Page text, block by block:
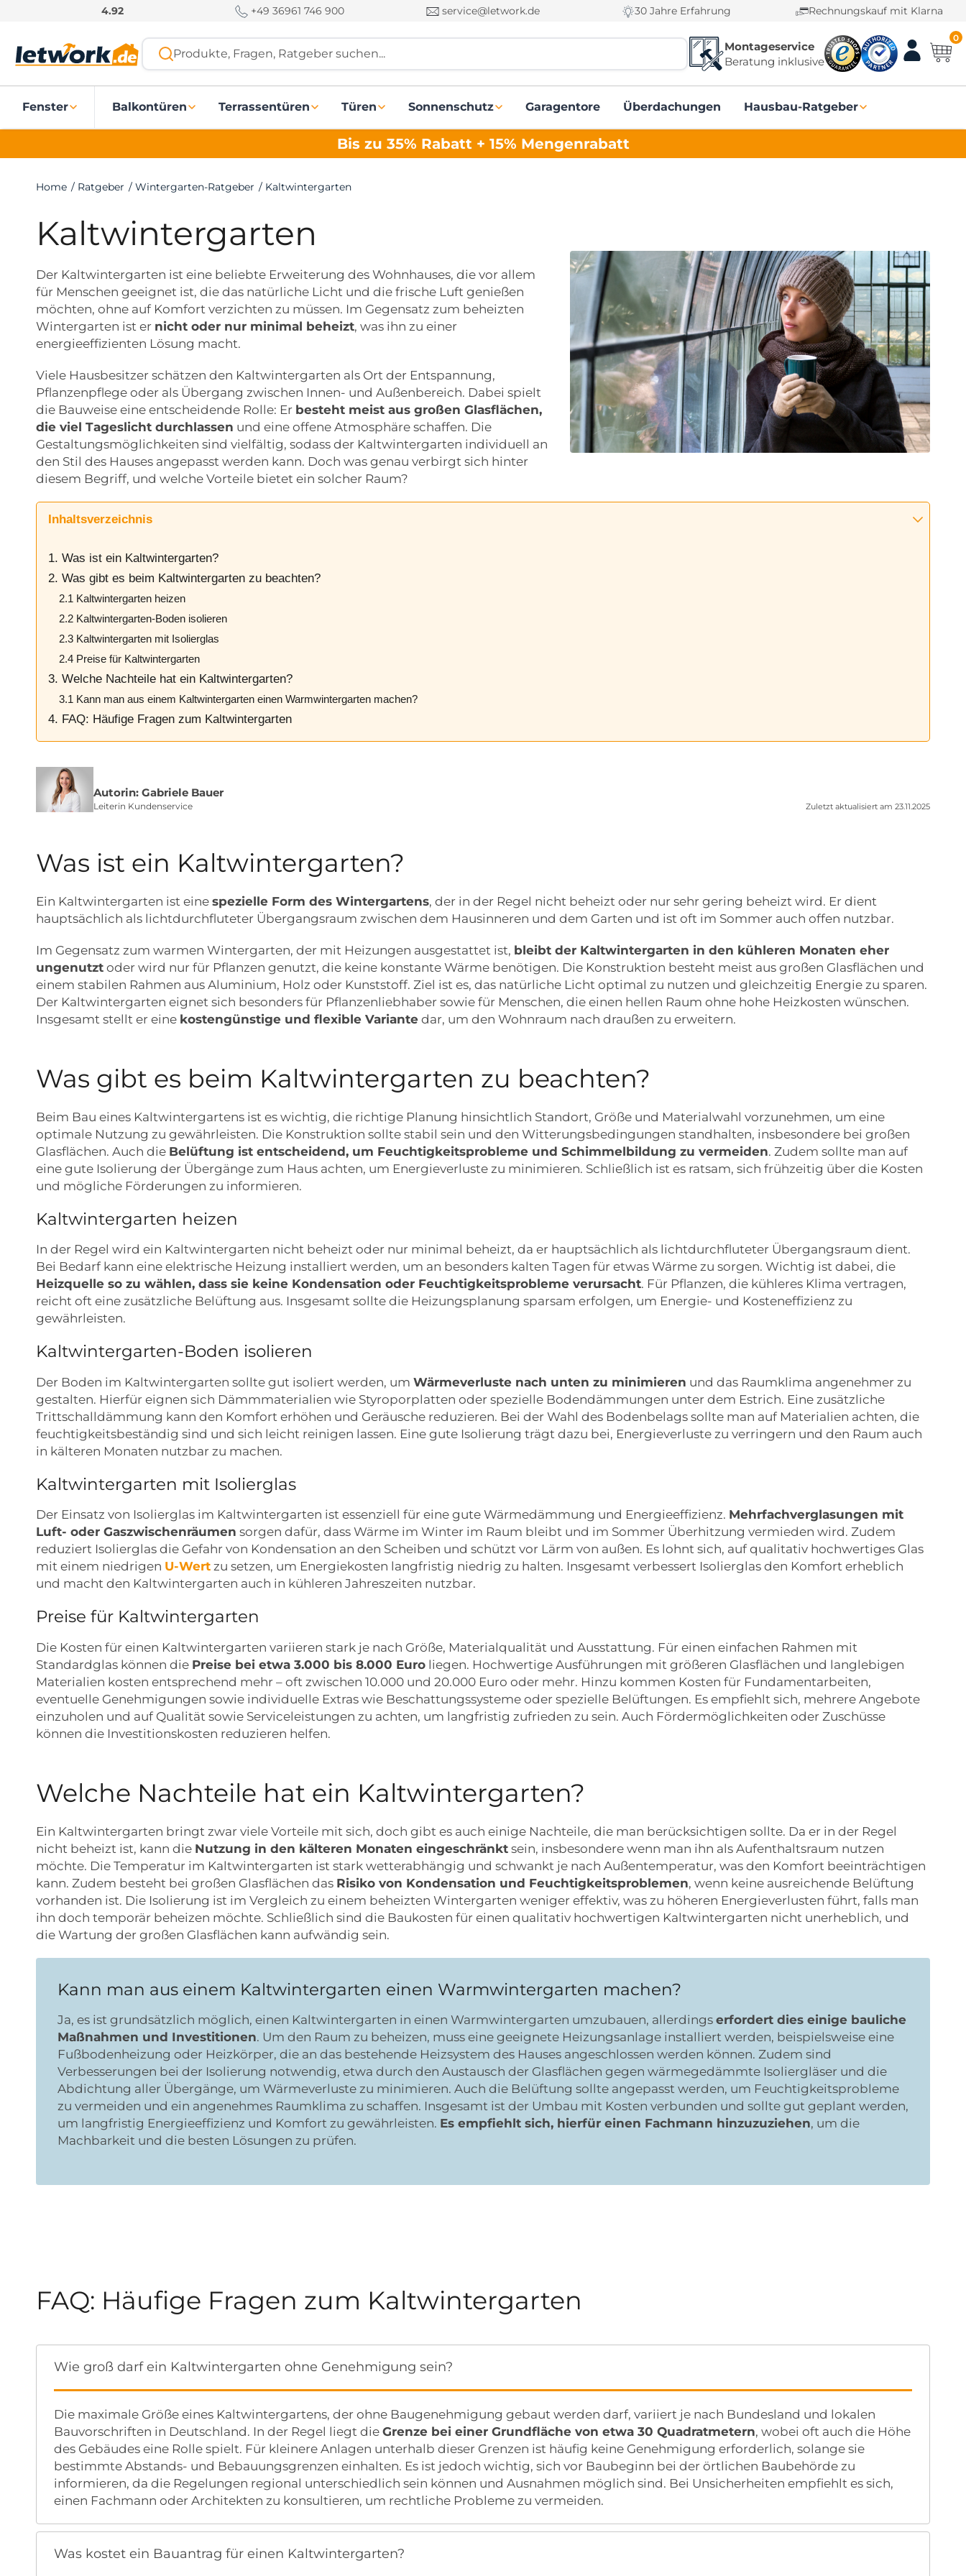
o
4.92 +49 36961 746 900 service@letwork.de 30 Jahre Erfahrung Rechnungskauf mit Klarna
Produkte, Fragen, Ratgeber suchen...
Montageservice
Beratung inklusive
0
Fenster Balkontüren Terrassentüren Türen Sonnenschutz Garagentore Überdachungen Hausbau-Ratgeber
Bis zu 35% Rabatt + 15% Mengenrabatt
Home / Ratgeber / Wintergarten-Ratgeber / Kaltwintergarten
Kaltwintergarten
Der Kaltwintergarten ist eine beliebte Erweiterung des Wohnhauses, die vor allem
für Menschen geeignet ist, die das natürliche Licht und die frische Luft genießen
möchten, ohne auf Komfort verzichten zu müssen. Im Gegensatz zum beheizten
Wintergarten ist er nicht oder nur minimal beheizt, was ihn zu einer
energieeffizienten Lösung macht.
Viele Hausbesitzer schätzen den Kaltwintergarten als Ort der Entspannung,
Pflanzenpflege oder als Übergang zwischen Innen- und Außenbereich. Dabei spielt
die Bauweise eine entscheidende Rolle: Er besteht meist aus großen Glasflächen,
die viel Tageslicht durchlassen und eine offene Atmosphäre schaffen. Die
Gestaltungsmöglichkeiten sind vielfältig, sodass der Kaltwintergarten individuell an
den Stil des Hauses angepasst werden kann. Doch was genau verbirgt sich hinter
diesem Begriff, und welche Vorteile bietet ein solcher Raum?
Inhaltsverzeichnis
1. Was ist ein Kaltwintergarten?
2. Was gibt es beim Kaltwintergarten zu beachten?
2.1 Kaltwintergarten heizen
2.2 Kaltwintergarten-Boden isolieren
2.3 Kaltwintergarten mit Isolierglas
2.4 Preise für Kaltwintergarten
3. Welche Nachteile hat ein Kaltwintergarten?
3.1 Kann man aus einem Kaltwintergarten einen Warmwintergarten machen?
4. FAQ: Häufige Fragen zum Kaltwintergarten
Autorin: Gabriele Bauer
Leiterin Kundenservice Zuletzt aktualisiert am 23.11.2025
Was ist ein Kaltwintergarten?
Ein Kaltwintergarten ist eine spezielle Form des Wintergartens, der in der Regel nicht beheizt oder nur sehr gering beheizt wird. Er dient
hauptsächlich als lichtdurchfluteter Übergangsraum zwischen dem Hausinneren und dem Garten und ist oft im Sommer auch offen nutzbar.
Im Gegensatz zum warmen Wintergarten, der mit Heizungen ausgestattet ist, bleibt der Kaltwintergarten in den kühleren Monaten eher
ungenutzt oder wird nur für Pflanzen genutzt, die keine konstante Wärme benötigen. Die Konstruktion besteht meist aus großen Glasflächen und
einem stabilen Rahmen aus Aluminium, Holz oder Kunststoff. Ziel ist es, das natürliche Licht optimal zu nutzen und gleichzeitig Energie zu sparen.
Der Kaltwintergarten eignet sich besonders für Pflanzenliebhaber sowie für Menschen, die einen hellen Raum ohne hohe Heizkosten wünschen.
Insgesamt stellt er eine kostengünstige und flexible Variante dar, um den Wohnraum nach draußen zu erweitern.
Was gibt es beim Kaltwintergarten zu beachten?
Beim Bau eines Kaltwintergartens ist es wichtig, die richtige Planung hinsichtlich Standort, Größe und Materialwahl vorzunehmen, um eine
optimale Nutzung zu gewährleisten. Die Konstruktion sollte stabil sein und den Witterungsbedingungen standhalten, insbesondere bei großen
Glasflächen. Auch die Belüftung ist entscheidend, um Feuchtigkeitsprobleme und Schimmelbildung zu vermeiden. Zudem sollte man auf
eine gute Isolierung der Übergänge zum Haus achten, um Energieverluste zu minimieren. Schließlich ist es ratsam, sich frühzeitig über die Kosten
und mögliche Förderungen zu informieren.
Kaltwintergarten heizen
In der Regel wird ein Kaltwintergarten nicht beheizt oder nur minimal beheizt, da er hauptsächlich als lichtdurchfluteter Übergangsraum dient.
Bei Bedarf kann eine elektrische Heizung installiert werden, um an besonders kalten Tagen für etwas Wärme zu sorgen. Wichtig ist dabei, die
Heizquelle so zu wählen, dass sie keine Kondensation oder Feuchtigkeitsprobleme verursacht. Für Pflanzen, die kühleres Klima vertragen,
reicht oft eine zusätzliche Belüftung aus. Insgesamt sollte die Heizungsplanung sparsam erfolgen, um Energie- und Kosteneffizienz zu
gewährleisten.
Kaltwintergarten-Boden isolieren
Der Boden im Kaltwintergarten sollte gut isoliert werden, um Wärmeverluste nach unten zu minimieren und das Raumklima angenehmer zu
gestalten. Hierfür eignen sich Dämmmaterialien wie Styroporplatten oder spezielle Bodendämmungen unter dem Estrich. Eine zusätzliche
Trittschalldämmung kann den Komfort erhöhen und Geräusche reduzieren. Bei der Wahl des Bodenbelags sollte man auf Materialien achten, die
feuchtigkeitsbeständig sind und sich leicht reinigen lassen. Eine gute Isolierung trägt dazu bei, Energieverluste zu verringern und den Raum auch
in kälteren Monaten nutzbar zu machen.
Kaltwintergarten mit Isolierglas
Der Einsatz von Isolierglas im Kaltwintergarten ist essenziell für eine gute Wärmedämmung und Energieeffizienz. Mehrfachverglasungen mit
Luft- oder Gaszwischenräumen sorgen dafür, dass Wärme im Winter im Raum bleibt und im Sommer Überhitzung vermieden wird. Zudem
reduziert Isolierglas die Gefahr von Kondensation an den Scheiben und schützt vor Lärm von außen. Es lohnt sich, auf qualitativ hochwertiges Glas
mit einem niedrigen U-Wert zu setzen, um Energiekosten langfristig niedrig zu halten. Insgesamt verbessert Isolierglas den Komfort erheblich
und macht den Kaltwintergarten auch in kühleren Jahreszeiten nutzbar.
Preise für Kaltwintergarten
Die Kosten für einen Kaltwintergarten variieren stark je nach Größe, Materialqualität und Ausstattung. Für einen einfachen Rahmen mit
Standardglas können die Preise bei etwa 3.000 bis 8.000 Euro liegen. Hochwertige Ausführungen mit größeren Glasflächen und langlebigen
Materialien kosten entsprechend mehr – oft zwischen 10.000 und 20.000 Euro oder mehr. Hinzu kommen Kosten für Fundamentarbeiten,
eventuelle Genehmigungen sowie individuelle Extras wie Beschattungssysteme oder spezielle Belüftungen. Es empfiehlt sich, mehrere Angebote
einzuholen und auf Qualität sowie Serviceleistungen zu achten, um langfristig zufrieden zu sein. Auch Fördermöglichkeiten oder Zuschüsse
können die Investitionskosten reduzieren helfen.
Welche Nachteile hat ein Kaltwintergarten?
Ein Kaltwintergarten bringt zwar viele Vorteile mit sich, doch gibt es auch einige Nachteile, die man berücksichtigen sollte. Da er in der Regel
nicht beheizt ist, kann die Nutzung in den kälteren Monaten eingeschränkt sein, insbesondere wenn man ihn als Aufenthaltsraum nutzen
möchte. Die Temperatur im Kaltwintergarten ist stark wetterabhängig und schwankt je nach Außentemperatur, was den Komfort beeinträchtigen
kann. Zudem besteht bei großen Glasflächen das Risiko von Kondensation und Feuchtigkeitsproblemen, wenn keine ausreichende Belüftung
vorhanden ist. Die Isolierung ist im Vergleich zu einem beheizten Wintergarten weniger effektiv, was zu höheren Energieverlusten führt, falls man
ihn doch temporär beheizen möchte. Schließlich sind die Baukosten für einen qualitativ hochwertigen Kaltwintergarten nicht unerheblich, und
die Wartung der großen Glasflächen kann aufwändig sein.
Kann man aus einem Kaltwintergarten einen Warmwintergarten machen?
Ja, es ist grundsätzlich möglich, einen Kaltwintergarten in einen Warmwintergarten umzubauen, allerdings erfordert dies einige bauliche
Maßnahmen und Investitionen. Um den Raum zu beheizen, muss eine geeignete Heizungsanlage installiert werden, beispielsweise eine
Fußbodenheizung oder Heizkörper, die an das bestehende Heizsystem des Hauses angeschlossen werden können. Zudem sind
Verbesserungen bei der Isolierung notwendig, etwa durch den Austausch der Glasflächen gegen wärmegedämmte Isoliergläser und die
Abdichtung aller Übergänge, um Wärmeverluste zu minimieren. Auch die Belüftung sollte angepasst werden, um Feuchtigkeitsprobleme
zu vermeiden und ein angenehmes Raumklima zu schaffen. Insgesamt ist der Umbau mit Kosten verbunden und sollte gut geplant werden,
um langfristig Energieeffizienz und Komfort zu gewährleisten. Es empfiehlt sich, hierfür einen Fachmann hinzuzuziehen, um die
Machbarkeit und die besten Lösungen zu prüfen.
FAQ: Häufige Fragen zum Kaltwintergarten
Wie groß darf ein Kaltwintergarten ohne Genehmigung sein?
Die maximale Größe eines Kaltwintergartens, der ohne Baugenehmigung gebaut werden darf, variiert je nach Bundesland und lokalen
Bauvorschriften in Deutschland. In der Regel liegt die Grenze bei einer Grundfläche von etwa 30 Quadratmetern, wobei oft auch die Höhe
des Gebäudes eine Rolle spielt. Für kleinere Anlagen unterhalb dieser Grenzen ist häufig keine Genehmigung erforderlich, solange sie
bestimmte Abstands- und Bebauungsgrenzen einhalten. Es ist jedoch wichtig, sich vor Baubeginn bei der örtlichen Baubehörde zu
informieren, da die Regelungen regional unterschiedlich sein können und Ausnahmen möglich sind. Bei Unsicherheiten empfiehlt es sich,
einen Fachmann oder Architekten zu konsultieren, um rechtliche Probleme zu vermeiden.
Was kostet ein Bauantrag für einen Kaltwintergarten?